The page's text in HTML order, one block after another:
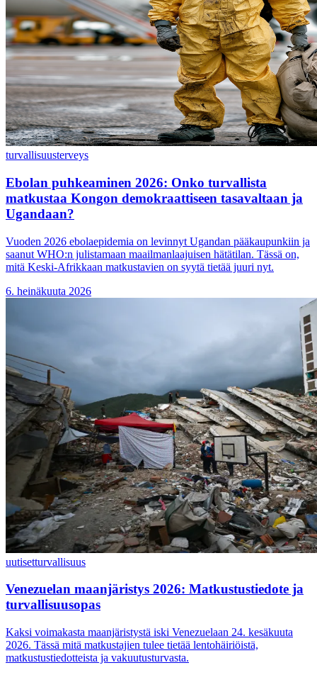
turvallisuusterveys
Ebolan puhkeaminen 2026: Onko turvallista
matkustaa Kongon demokraattiseen tasavaltaan ja
Ugandaan?
Vuoden 2026 ebolaepidemia on levinnyt Ugandan pääkaupunkiin ja
saanut WHO:n julistamaan maailmanlaajuisen hätätilan. Tässä on,
mitä Keski-Afrikkaan matkustavien on syytä tietää juuri nyt.
6. heinäkuuta 2026
uutisetturvallisuus
Venezuelan maanjäristys 2026: Matkustustiedote ja
turvallisuusopas
Kaksi voimakasta maanjäristystä iski Venezuelaan 24. kesäkuuta
2026. Tässä mitä matkustajien tulee tietää lentohäiriöistä,
matkustustiedotteista ja vakuutusturvasta.